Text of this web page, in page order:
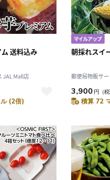
送料込み
JAL Mall店
(2倍)
朝採れスイ
郵便局物販サ
3,900 円 （
積算 72